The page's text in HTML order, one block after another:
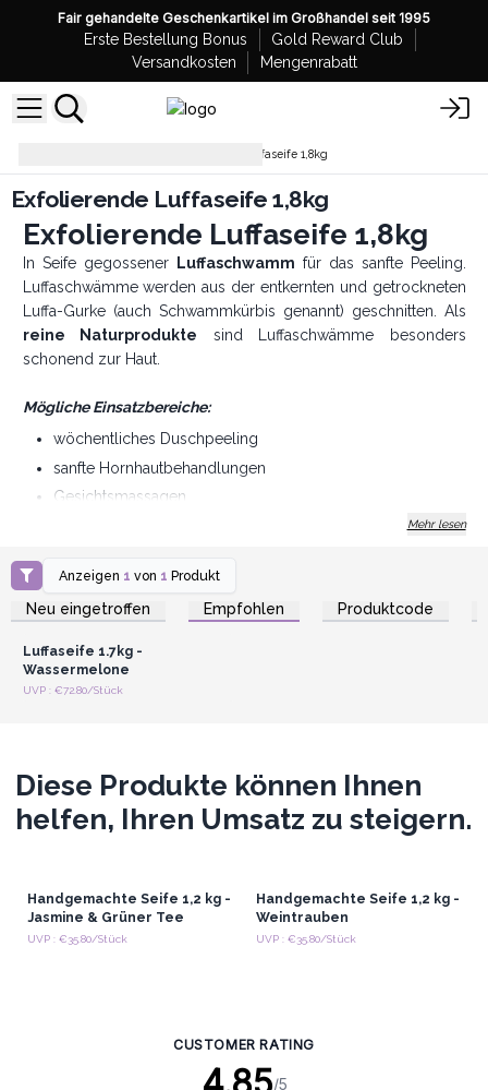
Fair gehandelte Geschenkartikel im Großhandel seit 1995
Erste Bestellung Bonus
Gold Reward Club
Versandkosten
Mengenrabatt
Exfolierende Luffaseife 1,8kg
Exfolierende Luffaseife 1,8kg
Exfolierende Luffaseife 1,8kg
In Seife gegossener Luffaschwamm für das sanfte Peeling.
Luffaschwämme werden aus der entkernten und getrockneten
Luffa-Gurke (auch Schwammkürbis genannt) geschnitten. Als
reine Naturprodukte sind Luffaschwämme besonders
schonend zur Haut.
Mögliche Einsatzbereiche:
wöchentliches Duschpeeling
sanfte Hornhautbehandlungen
Gesichtsmassagen
Mehr lesen
Anzeigen 1 von 1 Produkt
Neu eingetroffen Empfohlen Produktcode
Anmelden oder
Registrieren für
Großhandelspreise
Luffaseife 1.7kg -
Wassermelone
UVP : €72.80/Stück
Diese Produkte können Ihnen
helfen, Ihren Umsatz zu steigern.
Handgemachte Seife 1,2 kg -
Jasmine & Grüner Tee
UVP : €35.80/Stück
Handgemachte Seife 1,2 kg -
Weintrauben
UVP : €35.80/Stück
CUSTOMER RATING
/5